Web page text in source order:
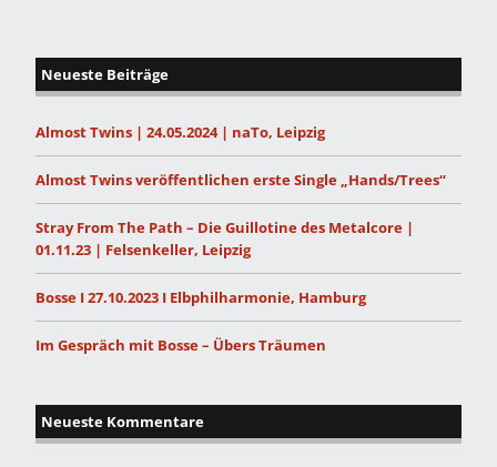
Neueste Beiträge
Almost Twins | 24.05.2024 | naTo, Leipzig
Almost Twins veröffentlichen erste Single „Hands/Trees“
Stray From The Path – Die Guillotine des Metalcore |
01.11.23 | Felsenkeller, Leipzig
Bosse I 27.10.2023 I Elbphilharmonie, Hamburg
Im Gespräch mit Bosse – Übers Träumen
Neueste Kommentare